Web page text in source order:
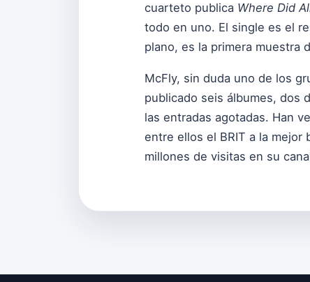
cuarteto publica Where Did
todo en uno. El single es el
plano, es la primera muestra
McFly, sin duda uno de los
publicado seis álbumes, dos
las entradas agotadas. Han
entre ellos el BRIT a la mejor
millones de visitas en su